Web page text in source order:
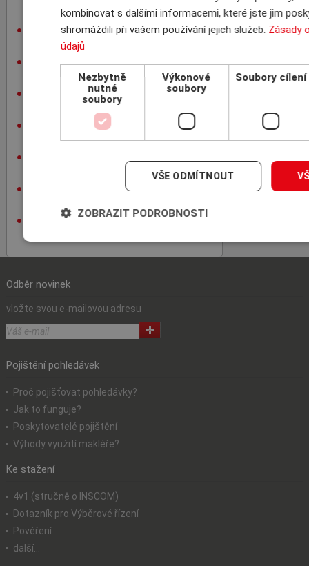
specializovaných makléřů ICBA
nezávislost, nejvýhodnější nabídka,
bezplatnost
zaměstnanců
zkušenosti s Credit
Managementem globálních firem
dlouholetá praxe v pojišťovně
maximalizace pojistných limitů
smlouvy klientů u všech pojišťoven
bezplatné prověření bonity vybraných
Odběr novinek
vložte svou e-mailovou adresu
Pojištění pohledávek
Proč pojišťovat pohledávky?
Jak to funguje?
Poskytovatelé pojištění
Výhody využití makléře?
Ke stažení
4v1 (stručně o INSCOM)
Dotazník pro Výběrové řízení
Pověření
další...
kombinovat s dalšími informacemi, které jste jim
shromáždili při vašem používání jejich služeb. Zásady
údajů
Nezbytně
nutné
soubory
Výkonové
soubory
Soubory cílení
VŠE ODMÍTNOUT
ZOBRAZIT PODROBNOSTI